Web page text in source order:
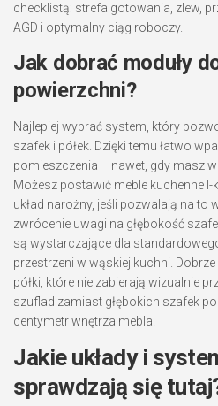
checklistą: strefa gotowania, zlew,
AGD i optymalny ciąg roboczy.
Jak dobrać moduły
powierzchni?
Najlepiej wybrać system, który
szafek i półek. Dzięki temu łatwo
pomieszczenia – nawet, gdy masz
Możesz postawić meble kuchenne I-
układ narożny, jeśli pozwalają na to
zwrócenie uwagi na głębokość
są wystarczające dla
przestrzeni w wąskiej kuchni.
półki, które nie zabierają wizualnie
szuflad zamiast głębokich szafek
centymetr wnętrza mebla.
Jakie układy i
sprawdzają się